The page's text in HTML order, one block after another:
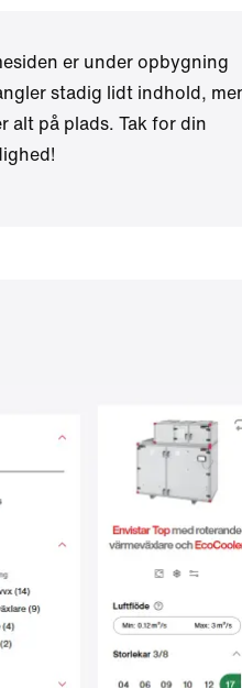
er under opbygning
stadig lidt indhold,
alt på plads. Tak for din